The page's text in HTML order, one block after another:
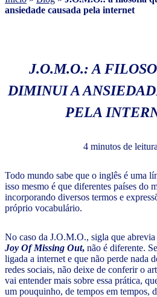
ansiedade causada pela internet
J.O.M.O.: A
DIMINUI A
PELA
4 minutos de
Todo mundo sabe que o inglês é uma
isso mesmo é que diferentes países do
incorporando diversos termos e
próprio vocabulário.
No caso da J.O.M.O., sigla que
Joy Of Missing Out, não é diferente.
ligada a internet e que não perde nada
redes sociais, não deixe de conferir o
vai entender mais sobre essa prática,
um pouquinho, de tempos em tempos,